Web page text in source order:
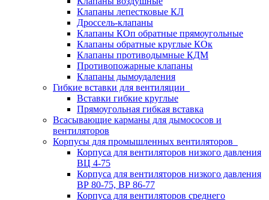
Клапаны лепестковые КЛ
Дроссель-клапаны
Клапаны КОп обратные прямоугольные
Клапаны обратные круглые КОк
Клапаны противодымные КДМ
Противопожарные клапаны
Клапаны дымоудаления
Гибкие вставки для вентиляции
Вставки гибкие круглые
Прямоугольная гибкая вставка
Всасывающие карманы для дымососов и
вентиляторов
Корпусы для промышленных вентиляторов
Корпуса для вентиляторов низкого давления
ВЦ 4-75
Корпуса для вентиляторов низкого давления
ВР 80-75, ВР 86-77
Корпуса для вентиляторов среднего